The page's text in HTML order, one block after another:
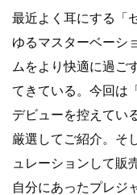
最近よく耳にする「
ゆるマスターベーシ
ムをより快適に過ご
てきている。今回は
デビューを控えてい
厳選してご紹介。そ
ュレーションして販
自分にあったプレジ